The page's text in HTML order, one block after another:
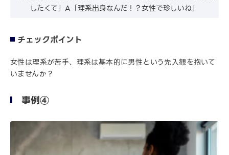
したくて」A「理系出身なんだ！？女性で珍しいね」
チェックポイント
女性は理系が苦手、理系は基本的に男性という先入観を抱いて
いませんか？
事例④